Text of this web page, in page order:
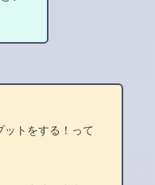
ットをする！って